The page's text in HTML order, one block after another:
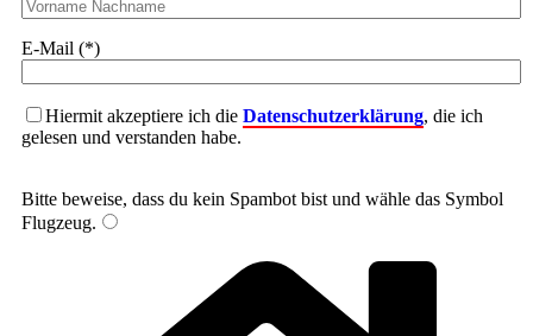
E-Mail (*)
Hiermit akzeptiere ich die Datenschutzerklärung, die ich
gelesen und verstanden habe.
Bitte beweise, dass du kein Spambot bist und wähle das Symbol
Flugzeug.